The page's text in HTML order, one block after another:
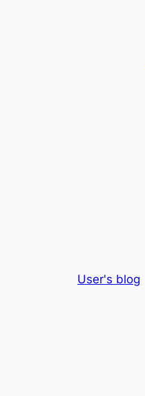
User's blog